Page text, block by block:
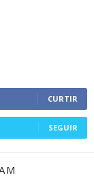
CURTIR
SEGUIR